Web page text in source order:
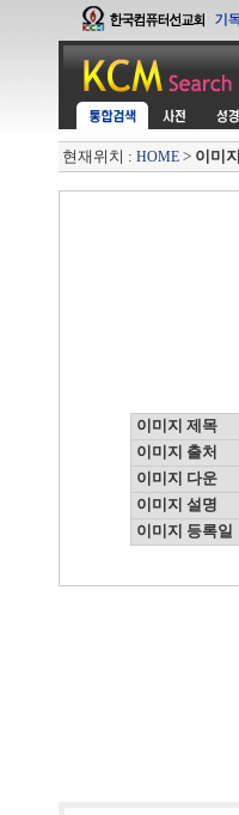
현재위치 : HOME > 이미
이미지 제목
이미지 출처
이미지 다운
이미지 설명
이미지 등록일